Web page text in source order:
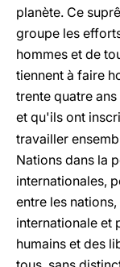
planète. Ce
groupe les
hommes et de
tiennent à faire
trente quatre
et qu'ils ont
travailler
Nations dans la
internationales,
entre les
internationale et
humains et des